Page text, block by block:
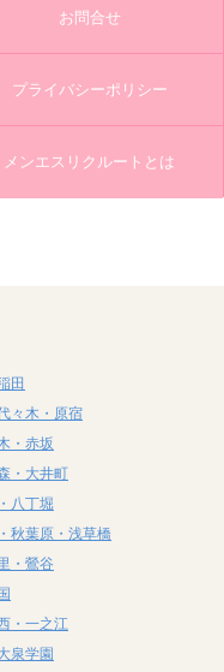
お問合せ
プライバシーポリシー
メンエスリクルートとは
田
々木・原宿
・赤坂
・大井町
八丁堀
秋葉原・浅草橋
・鶯谷
・一之江
泉学園